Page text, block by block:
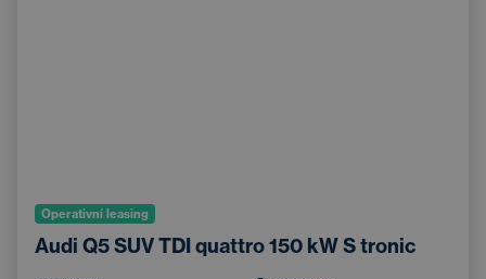
Operativní leasing
Audi Q5 SUV TDI quattro 150 kW S tronic